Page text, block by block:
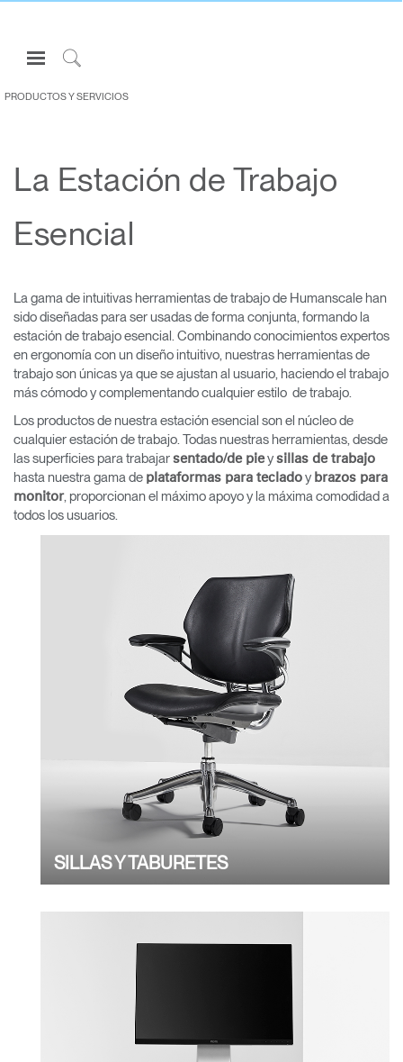
Open
Navigation
Menuto
Inicie sesión o regístrese
ERGONOMÍA
ACERCA DE
Partners
Contactar con la asistencia
Buscar un showroom
Opens
to
Facebook
Opens
to
Twitter
Opens
to
Linkedin
Opens
to
Instagram
Opens
to
Humanscale
Blog
Opens
to
Pinterest
Opens
to
YouTube
PRODUCTOS Y SERVICIOS
La Estación de Trabajo
Esencial
La gama de intuitivas herramientas de trabajo de Humanscale han
sido diseñadas para ser usadas de forma conjunta, formando la
estación de trabajo esencial. Combinando conocimientos expertos
en ergonomía con un diseño intuitivo, nuestras herramientas de
trabajo son únicas ya que se ajustan al usuario, haciendo el trabajo
más cómodo y complementando cualquier estilo de trabajo.
Los productos de nuestra estación esencial son el núcleo de
cualquier estación de trabajo. Todas nuestras herramientas, desde
las superficies para trabajar sentado/de piey sillas de trabajo
hasta nuestra gama de plataformas para teclado y brazos para
monitor, proporcionan el máximo apoyo y la máxima comodidad a
todos los usuarios.
SILLAS Y TABURETES